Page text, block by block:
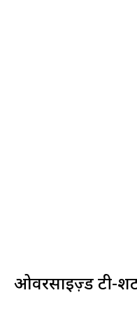
ओवरसाइज़्ड टी-